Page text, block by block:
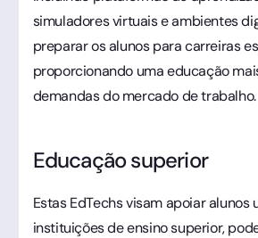
simuladores virtuais e ambientes
preparar os alunos para carreiras
proporcionando uma educação
demandas do mercado de trabalho.
Educação superior
Estas EdTechs visam apoiar alunos
instituições de ensino superior,